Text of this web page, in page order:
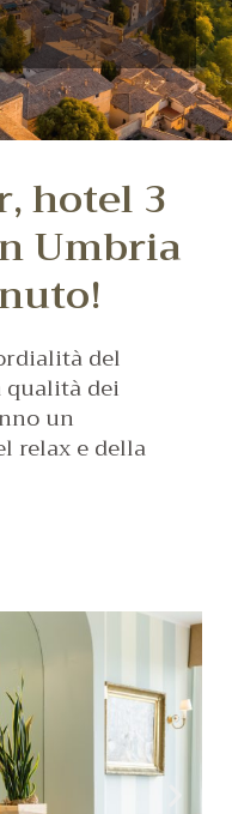
hotel 3
Umbria
del
dei
un
relax e della